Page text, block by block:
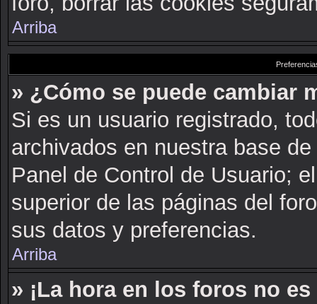
Arriba
» ¿Cómo se puede cambiar
Si es un usuario registrado,
archivados en nuestra base
Panel de Control de Usuario;
superior de las páginas del
sus datos y preferencias.
Arriba
» ¡La hora en los foros no